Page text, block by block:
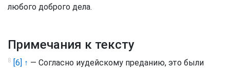
любого доброго дела.
Примечания к тексту
8 [6] ↑ — Согласно иудейскому преданию, это были